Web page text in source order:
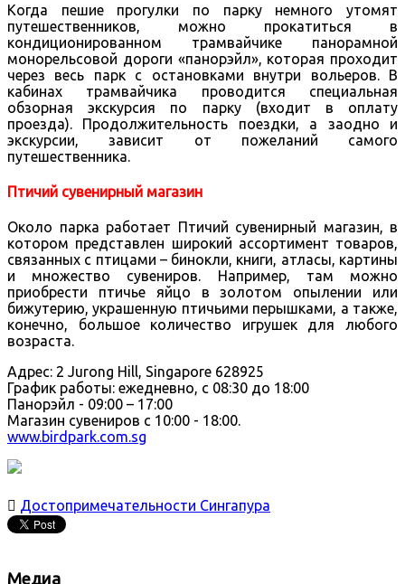
Когда пешие прогулки по парку немного утомят
путешественников, можно прокатиться в
кондиционированном трамвайчике панорамной
монорельсовой дороги «панорэйл», которая проходит
через весь парк с остановками внутри вольеров. В
кабинах трамвайчика проводится специальная
обзорная экскурсия по парку (входит в оплату
проезда). Продолжительность поездки, а заодно и
экскурсии, зависит от пожеланий самого
путешественника.
Птичий сувенирный магазин
Около парка работает Птичий сувенирный магазин, в
котором представлен широкий ассортимент товаров,
связанных с птицами – бинокли, книги, атласы, картины
и множество сувениров. Например, там можно
приобрести птичье яйцо в золотом опылении или
бижутерию, украшенную птичьими перышками, а также,
конечно, большое количество игрушек для любого
возраста.
Адрес: 2 Jurong Hill, Singapore 628925
График работы: ежедневно, с 08:30 до 18:00
Панорэйл - 09:00 – 17:00
Магазин сувениров с 10:00 - 18:00.
www.birdpark.com.sg
 Достопримечательности Сингапура
Медиа